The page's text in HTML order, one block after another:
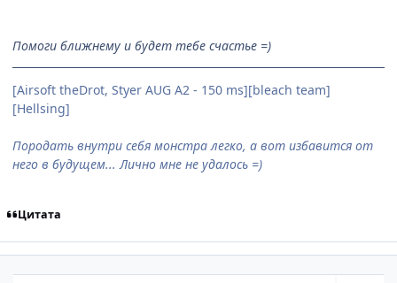
Помоги ближнему и будет тебе счастье =)
[Airsoft theDrot, Styer AUG A2 - 150 ms][bleach team]
[Hellsing]
Породать внутри себя монстра легко, а вот избавится от
него в будущем... Лично мне не удалось =)
Цитата